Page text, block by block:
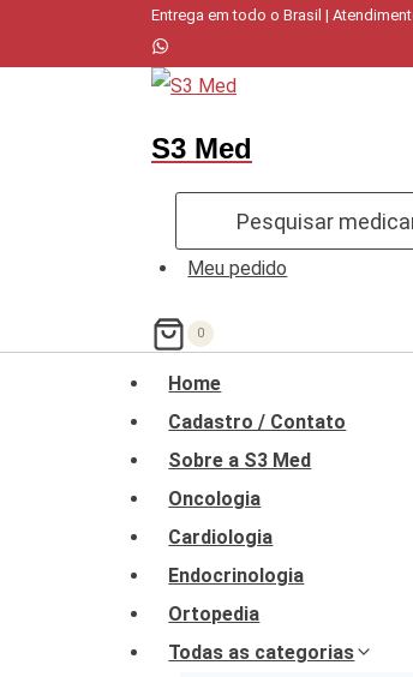
Entrega em todo o Brasil |
S3 Med
Pesquisar
Meu pedido
0
Home
Cadastro / Contato
Sobre a S3 Med
Oncologia
Cardiologia
Endocrinologia
Ortopedia
Todas as categorias